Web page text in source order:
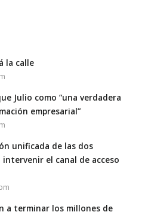
la calle
Julio como “una verdadera
empresarial”
unificada de las dos
el canal de acceso
a terminar los millones de